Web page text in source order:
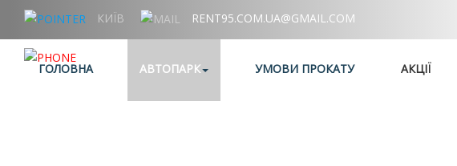
КИЇВ RENT95.COM.UA@GMAIL.COM
ГОЛОВНА
АВТОПАРК УМОВИ ПРОКАТУ АКЦІЇ